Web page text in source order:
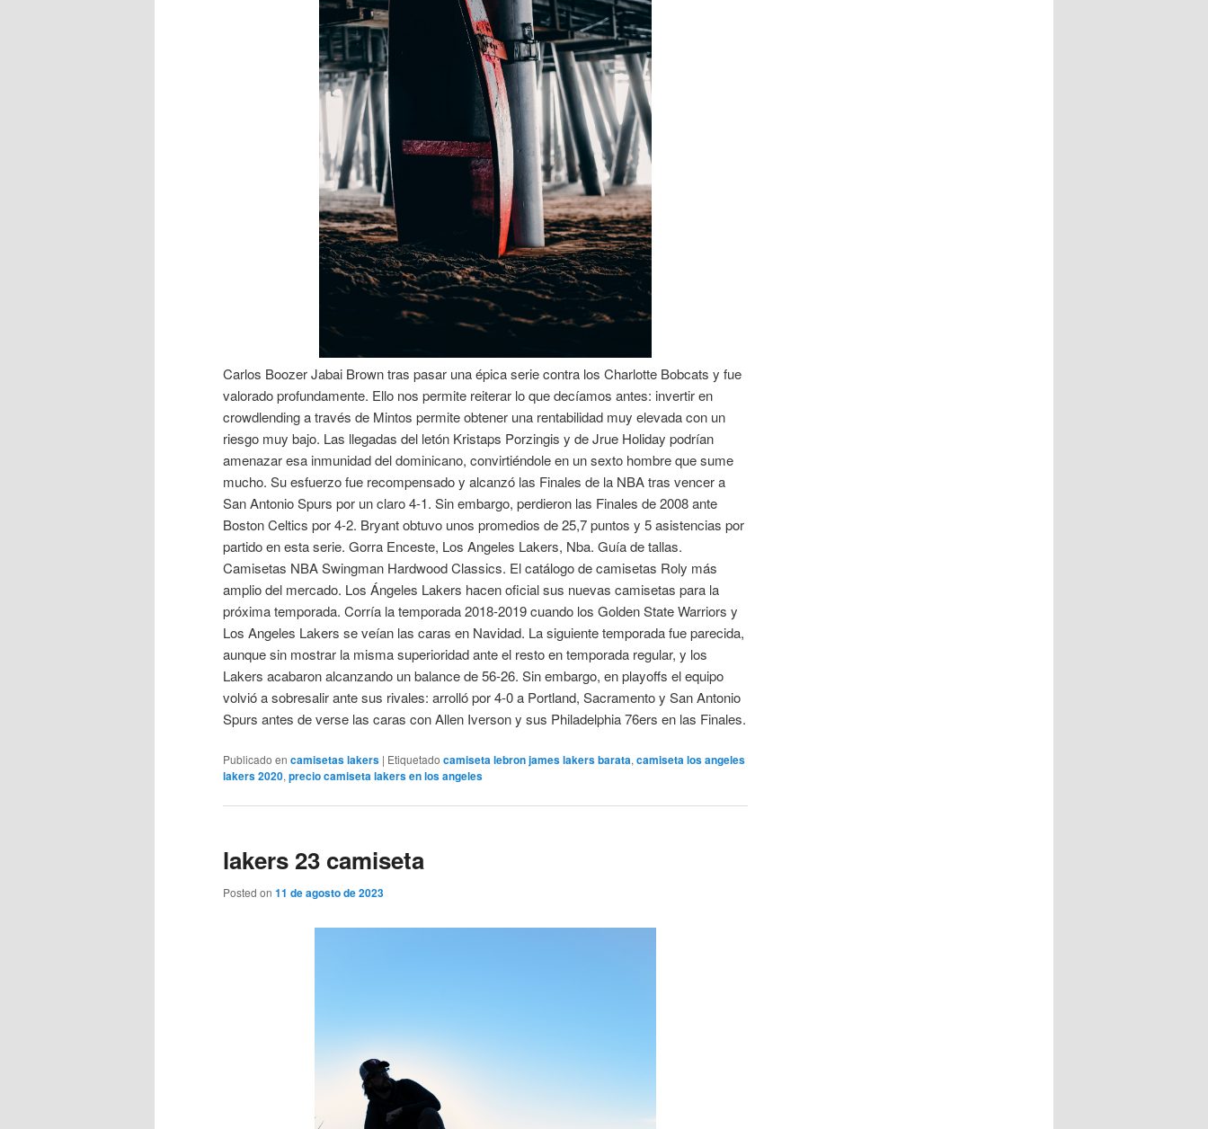
Carlos Boozer Jabai Brown tras pasar una épica serie contra los Charlotte Bobcats y fue
valorado profundamente. Ello nos permite reiterar lo que decíamos antes: invertir en
crowdlending a través de Mintos permite obtener una rentabilidad muy elevada con un
riesgo muy bajo. Las llegadas del letón Kristaps Porzingis y de Jrue Holiday podrían
amenazar esa inmunidad del dominicano, convirtiéndole en un sexto hombre que sume
mucho. Su esfuerzo fue recompensado y alcanzó las Finales de la NBA tras vencer a
San Antonio Spurs por un claro 4-1. Sin embargo, perdieron las Finales de 2008 ante
Boston Celtics por 4-2. Bryant obtuvo unos promedios de 25,7 puntos y 5 asistencias por
partido en esta serie. Gorra Enceste, Los Angeles Lakers, Nba. Guía de tallas.
Camisetas NBA Swingman Hardwood Classics. El catálogo de camisetas Roly más
amplio del mercado. Los Ángeles Lakers hacen oficial sus nuevas camisetas para la
próxima temporada. Corría la temporada 2018-2019 cuando los Golden State Warriors y
Los Angeles Lakers se veían las caras en Navidad. La siguiente temporada fue parecida,
aunque sin mostrar la misma superioridad ante el resto en temporada regular, y los
Lakers acabaron alcanzando un balance de 56-26. Sin embargo, en playoffs el equipo
volvió a sobresalir ante sus rivales: arrolló por 4-0 a Portland, Sacramento y San Antonio
Spurs antes de verse las caras con Allen Iverson y sus Philadelphia 76ers en las Finales.
Publicado en camisetas lakers | Etiquetado camiseta lebron james lakers barata, camiseta los angeles
lakers 2020, precio camiseta lakers en los angeles
lakers 23 camiseta
Posted on 11 de agosto de 2023